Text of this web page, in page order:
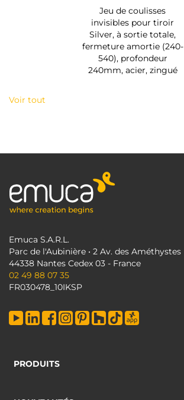
Jeu de coulisses
invisibles pour tiroir
Silver, à sortie totale,
fermeture amortie (240-
540), profondeur
240mm, acier, zingué
Voir tout
Emuca S.A.R.L.
Parc de l'Aubinière • 2 Av. des Améthystes
44338 Nantes Cedex 03 - France
02 49 88 07 35
FR030478_10IKSP
PRODUITS